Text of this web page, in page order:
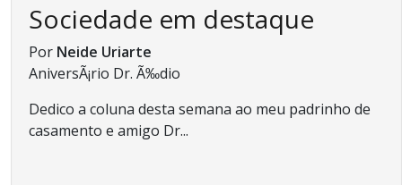
Sociedade em destaque
Por Neide Uriarte
AniversÃ¡rio Dr. Ã‰dio
Dedico a coluna desta semana ao meu padrinho de
casamento e amigo Dr...